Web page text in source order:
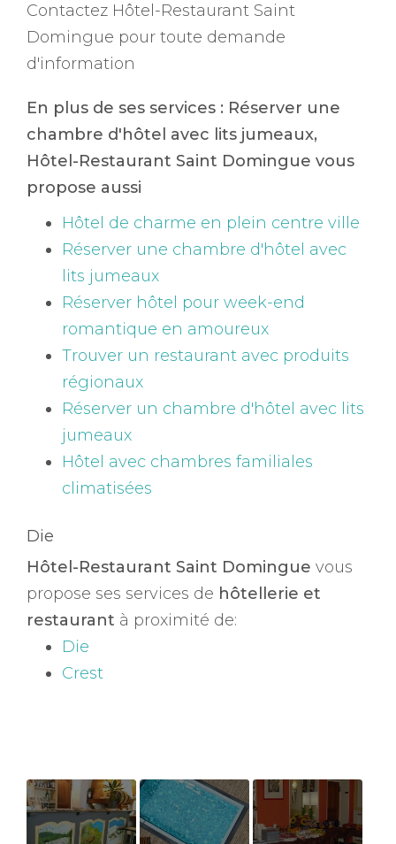
Contactez Hôtel-Restaurant Saint
Domingue pour toute demande
d'information
En plus de ses services : Réserver une
chambre d'hôtel avec lits jumeaux,
Hôtel-Restaurant Saint Domingue vous
propose aussi
Hôtel de charme en plein centre ville
Réserver une chambre d'hôtel avec
lits jumeaux
Réserver hôtel pour week-end
romantique en amoureux
Trouver un restaurant avec produits
régionaux
Réserver un chambre d'hôtel avec lits
jumeaux
Hôtel avec chambres familiales
climatisées
Die
Hôtel-Restaurant Saint Domingue vous
propose ses services de hôtellerie et
restaurant à proximité de:
Die
Crest